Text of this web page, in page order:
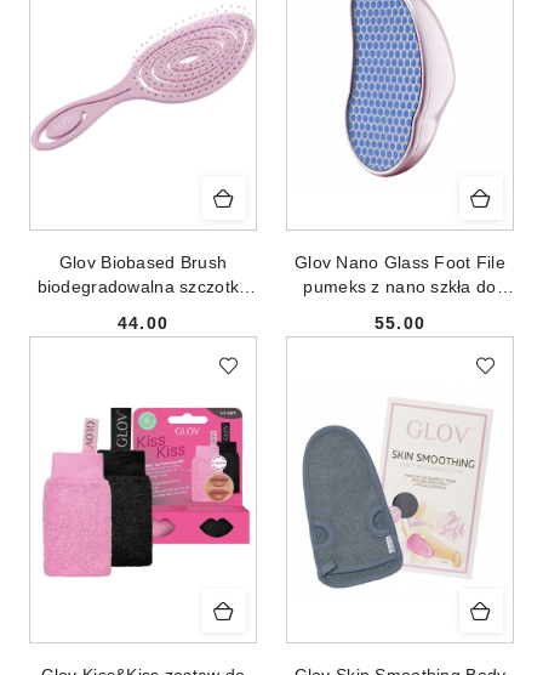
Glov Biobased Brush
biodegradowalna szczotka
Cena:
44.00
Glov Nano Glass Foot File
pumeks z nano szkła do
Cena:
55.00